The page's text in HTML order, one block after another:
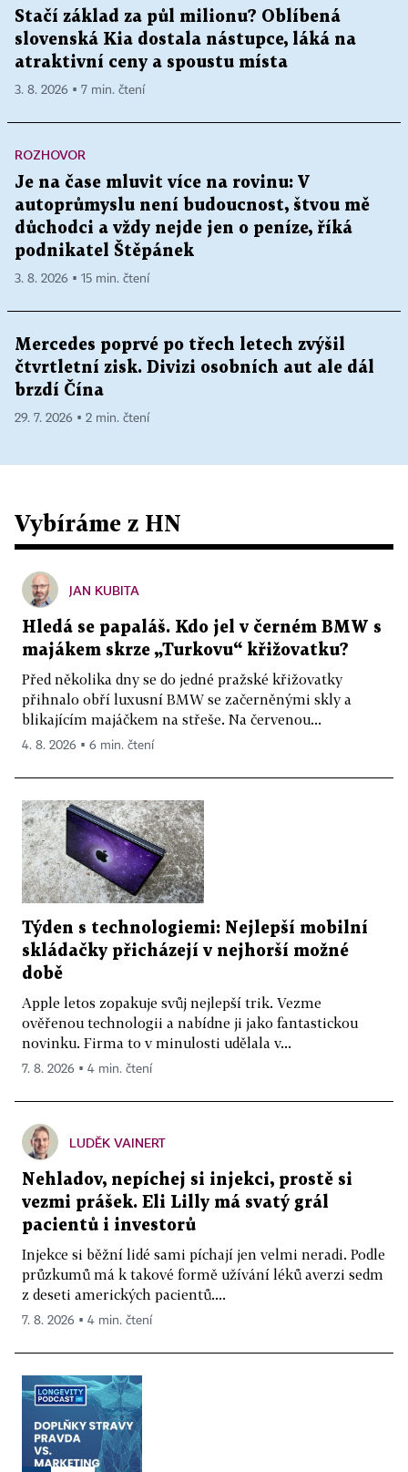
Stačí základ za půl milionu? Oblíbená
slovenská Kia dostala nástupce, láká na
atraktivní ceny a spoustu místa
3. 8. 2026 ▪ 7 min. čtení
ROZHOVOR
Je na čase mluvit více na rovinu: V
autoprůmyslu není budoucnost, štvou mě
důchodci a vždy nejde jen o peníze, říká
podnikatel Štěpánek
3. 8. 2026 ▪ 15 min. čtení
Mercedes poprvé po třech letech zvýšil
čtvrtletní zisk. Divizi osobních aut ale dál
brzdí Čína
29. 7. 2026 ▪ 2 min. čtení
Vybíráme z HN
JAN KUBITA
Hledá se papaláš. Kdo jel v černém BMW s
majákem skrze „Turkovu“ křižovatku?
Před několika dny se do jedné pražské křižovatky
přihnalo obří luxusní BMW se začerněnými skly a
blikajícím majáčkem na střeše. Na červenou...
4. 8. 2026 ▪ 6 min. čtení
Týden s technologiemi: Nejlepší mobilní
skládačky přicházejí v nejhorší možné
době
Apple letos zopakuje svůj nejlepší trik. Vezme
ověřenou technologii a nabídne ji jako fantastickou
novinku. Firma to v minulosti udělala v...
7. 8. 2026 ▪ 4 min. čtení
LUDĚK VAINERT
Nehladov, nepíchej si injekci, prostě si
vezmi prášek. Eli Lilly má svatý grál
pacientů i investorů
Injekce si běžní lidé sami píchají jen velmi neradi. Podle
průzkumů má k takové formě užívání léků averzi sedm
z deseti amerických pacientů....
7. 8. 2026 ▪ 4 min. čtení